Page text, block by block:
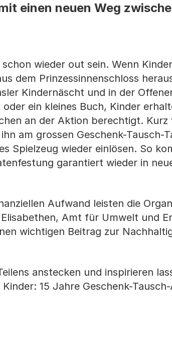
einen neuen Weg
wieder out sein. Wenn
dem Prinzessinnenschloss
Kindernäscht und in der
ein kleines Buch, Kinder
an der Aktion berechtigt. Kurz
am grossen Geschenk-Tausch-
Spielzeug wieder einlösen. So
garantiert wieder in
Aufwand leisten die
Amt für Umwelt und
wichtigen Beitrag zur
anstecken und inspirieren
15 Jahre Geschenk-